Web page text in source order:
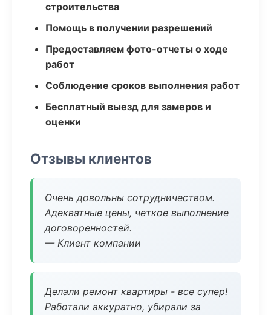
строительства
Помощь в получении разрешений
Предоставляем фото-отчеты о ходе
работ
Соблюдение сроков выполнения работ
Бесплатный выезд для замеров и
оценки
Отзывы клиентов
Очень довольны сотрудничеством.
Адекватные цены, четкое выполнение
договоренностей.
— Клиент компании
Делали ремонт квартиры - все супер!
Работали аккуратно, убирали за